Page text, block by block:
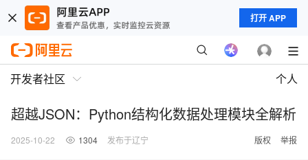
打开 APP
开发者社区 个人
超越JSON：Python结构化数据处理模块全解析
2025-10-22 1304 发布于辽宁 版权 举报